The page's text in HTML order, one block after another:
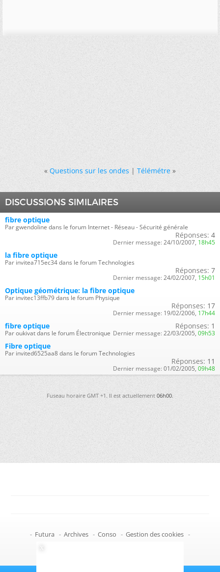
« Questions sur les ondes|Télémétre »
DISCUSSIONS SIMILAIRES
fibre optique
Par gwendoline dans le forum Internet - Réseau - Sécurité générale
Réponses: 4
Dernier message: 24/10/2007, 18h45
la fibre optique
Par invitea715ec34 dans le forum Technologies
Réponses: 7
Dernier message: 24/02/2007, 15h01
Optique géométrique: la fibre optique
Par invitec13ffb79 dans le forum Physique
Réponses: 17
Dernier message: 19/02/2006, 17h44
fibre optique
Par oukivat dans le forum Électronique
Réponses: 1
Dernier message: 22/03/2005, 09h53
Fibre optique
Par invited6525aa8 dans le forum Technologies
Réponses: 11
Dernier message: 01/02/2005, 09h48
Fuseau horaire GMT +1. Il est actuellement06h00.
- Futura - Archives - Conso - Gestion des cookies -